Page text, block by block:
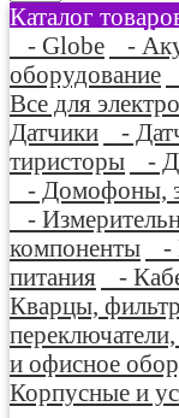
Каталог
- Globe
-
оборудование
Все для
Датчики
-
тиристоры
-
- Домофоны,
-
компоненты
-
питания
-
Кварцы,
и офисное
Корпусные и